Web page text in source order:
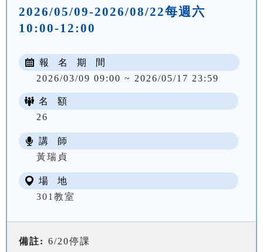
2026/05/09-2026/08/22每週六
10:00-12:00
報 名 期 間
2026/03/09 09:00 ~ 2026/05/17 23:59
名 額
26
講 師
黃瑞貞
場 地
301教室
備註: 6/20停課